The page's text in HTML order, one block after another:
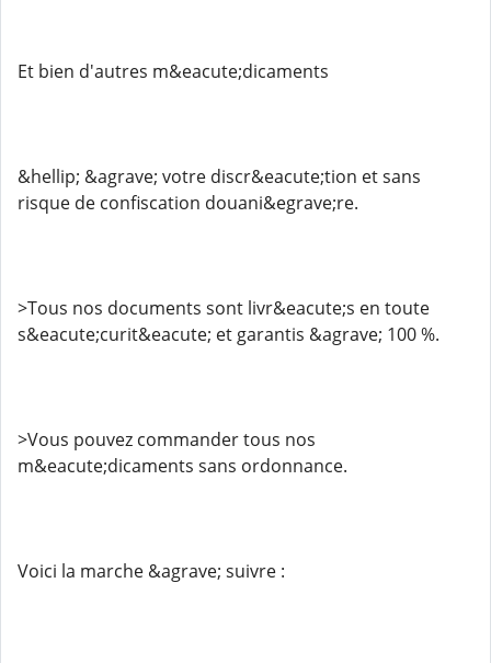
Et bien d'autres m&eacute;dicaments
&hellip; &agrave; votre discr&eacute;tion et sans
risque de confiscation douani&egrave;re.
>Tous nos documents sont livr&eacute;s en toute
s&eacute;curit&eacute; et garantis &agrave; 100 %.
>Vous pouvez commander tous nos
m&eacute;dicaments sans ordonnance.
Voici la marche &agrave; suivre :